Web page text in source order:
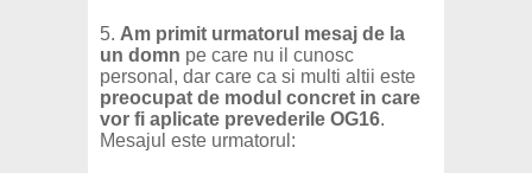
5. Am primit urmatorul mesaj de la
un domn pe care nu il cunosc
personal, dar care ca si multi altii este
preocupat de modul concret in care
vor fi aplicate prevederile OG16.
Mesajul este urmatorul: